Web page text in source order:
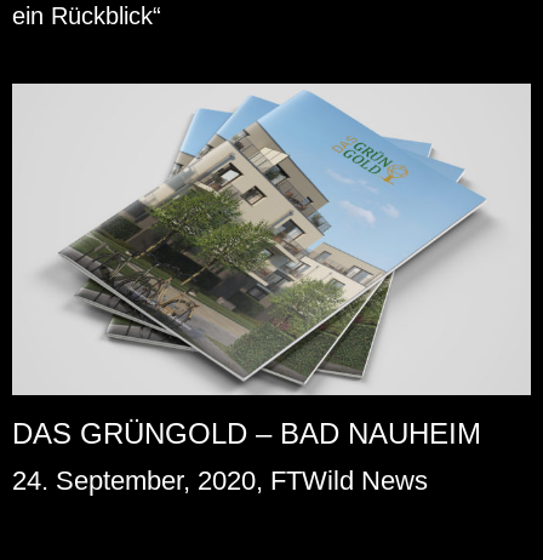
ein Rück­blick“
DAS GRÜNGOLD – BAD NAUHEIM
24. September, 2020, FTWild News